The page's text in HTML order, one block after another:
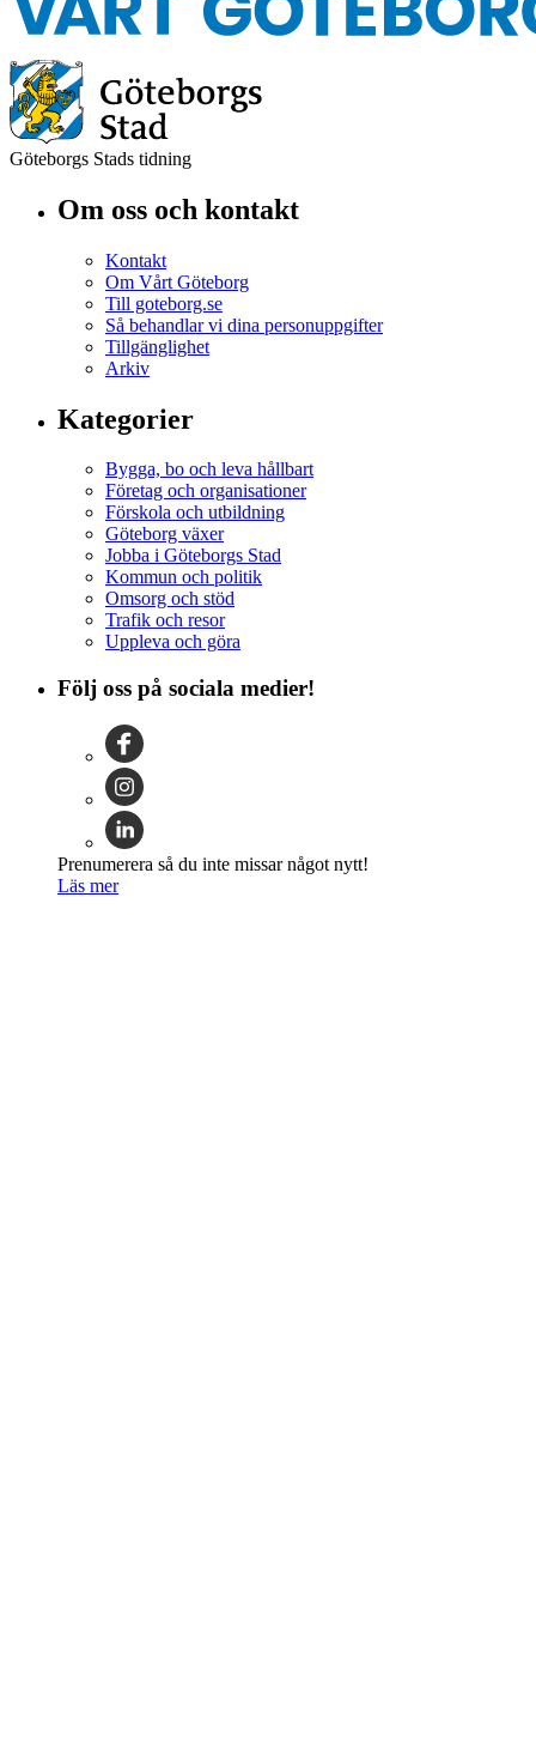
Göteborgs Stads tidning
Om oss och kontakt
Kontakt
Om Vårt Göteborg
Till goteborg.se
Så behandlar vi dina personuppgifter
Tillgänglighet
Arkiv
Kategorier
Bygga, bo och leva hållbart
Företag och organisationer
Förskola och utbildning
Göteborg växer
Jobba i Göteborgs Stad
Kommun och politik
Omsorg och stöd
Trafik och resor
Uppleva och göra
Följ oss på sociala medier!
Prenumerera så du inte missar något nytt!
Läs mer